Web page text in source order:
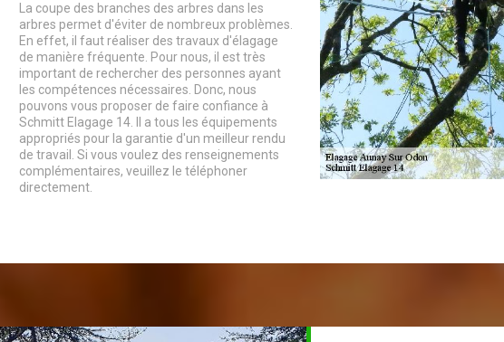
La coupe des branches des arbres dans les
arbres permet d'éviter de nombreux problèmes.
En effet, il faut réaliser des travaux d'élagage
de manière fréquente. Pour nous, il est très
important de rechercher des personnes ayant
les compétences nécessaires. Donc, nous
pouvons vous proposer de faire confiance à
Schmitt Elagage 14. Il a tous les équipements
appropriés pour la garantie d'un meilleur rendu
de travail. Si vous voulez des renseignements
complémentaires, veuillez le téléphoner
directement.